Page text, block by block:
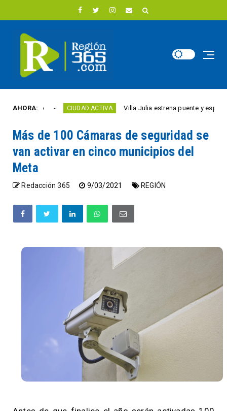
AHORA:
año CIUDAD ACTIVA Villa Julia estrena puente y espacios
Más de 100 Cámaras de seguridad se
van activar en cinco municipios del
Meta
Redacción 365 9/03/2021 REGIÓN